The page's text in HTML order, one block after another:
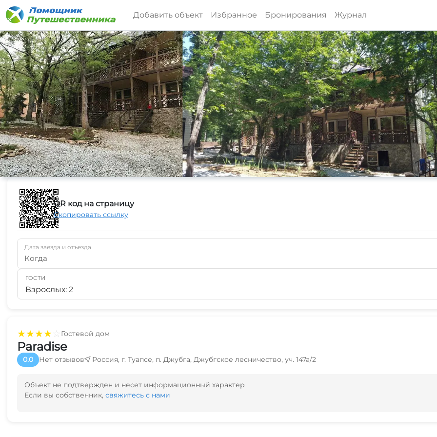
Добавить объект Избранное Бронирования Журнал
★★★★☆Гостевой дом
Paradise
0.0 Нет отзывов Россия, г. Туапсе, п. Джубга, Джубгское лесничество, уч. 147а/2
Объект не подтвержден и несет информационный характер
Если вы собственник, свяжитесь с нами
QR код на страницу
Скопировать ссылку
Дата заезда и отъезда
Когда
ГОСТИ
Взрослых: 2